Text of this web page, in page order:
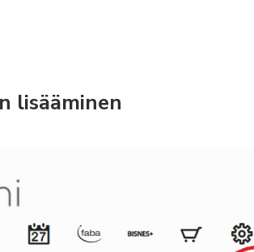
lisääminen